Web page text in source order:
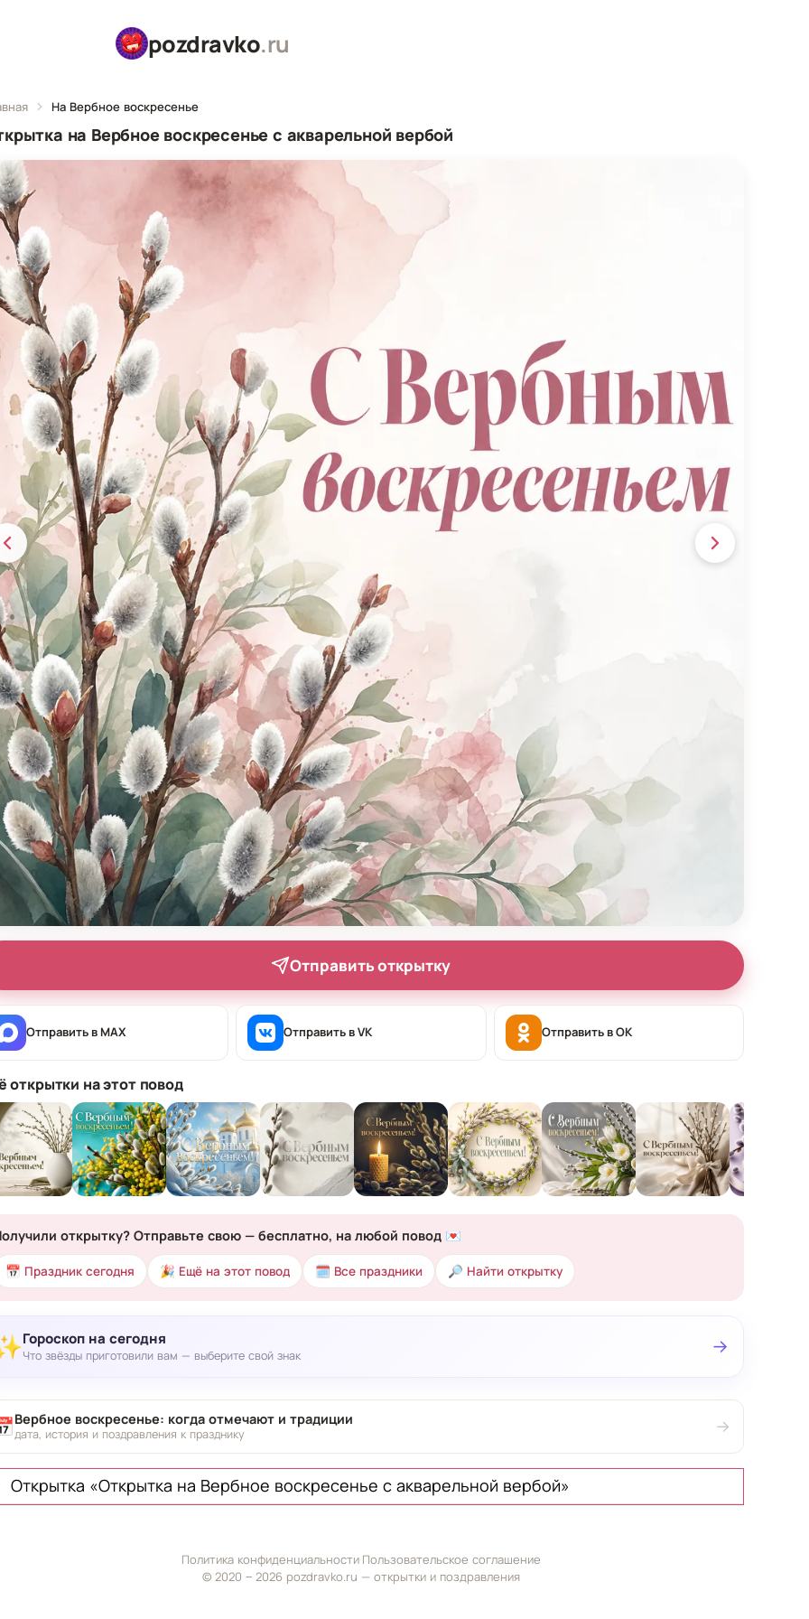
pozdravko.ru
На Вербное воскресенье
на Вербное воскресенье с акварельной вербой
Отправить открытку
Отправить в MAX Отправить в VK Отправить в OK
открытки на этот повод
открытку? Отправьте свою — бесплатно, на любой повод 💌
📅 Праздник сегодня 🎉 Ещё на этот повод 🗓 Все праздники 🔎 Найти открытку
Гороскоп на сегодня
Что звёзды приготовили вам — выберите свой знак →
Вербное воскресенье: когда отмечают и традиции
дата, история и поздравления к празднику →
Открытка «Открытка на Вербное воскресенье с акварельной вербой»
Политика конфиденциальности· Пользовательское соглашение
© 2020 ‒ 2026 pozdravko.ru — открытки и поздравления